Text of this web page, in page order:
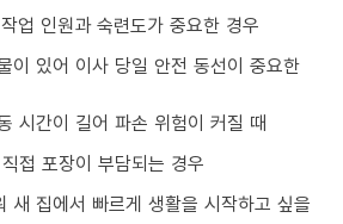
업 인원과 숙련도가 중요한 경우
이 있어 이사 당일 안전 동선이 중요한
시간이 길어 파손 위험이 커질 때
접 포장이 부담되는 경우
새 집에서 빠르게 생활을 시작하고 싶을